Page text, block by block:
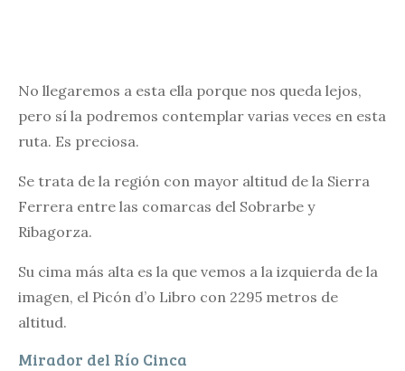
No llegaremos a esta ella porque nos queda lejos,
pero sí la podremos contemplar varias veces en esta
ruta. Es preciosa.
Se trata de la región con mayor altitud de la Sierra
Ferrera entre las comarcas del Sobrarbe y
Ribagorza.
Su cima más alta es la que vemos a la izquierda de la
imagen, el Picón d’o Libro con 2295 metros de
altitud.
Mirador del Río Cinca